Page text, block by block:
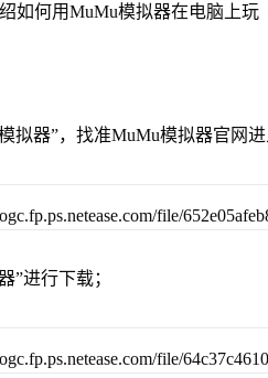
如何用MuMu模拟器在电脑上玩
拟器”，找准MuMu模拟器官网进
”进行下载；